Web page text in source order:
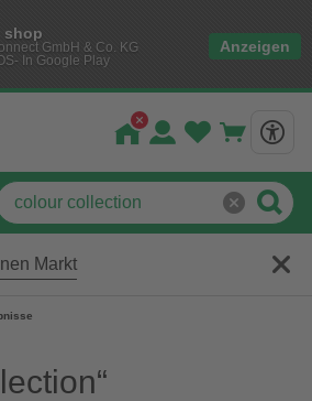
shop
GmbH & Co. KG
In Google Play
Anzeigen
Markt